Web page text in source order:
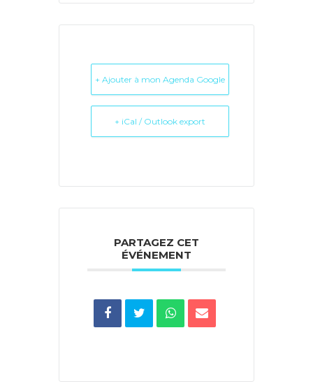
+ Ajouter à mon Agenda Google
+ iCal / Outlook export
PARTAGEZ CET
ÉVÉNEMENT